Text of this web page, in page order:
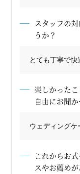
スタッフの
うか？
とても丁寧で
楽しかった
自由にお聞か
ウェディングケ
これからお
スやお薦め